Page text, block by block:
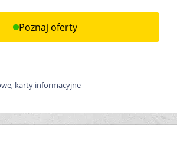
Poznaj oferty
karty informacyjne